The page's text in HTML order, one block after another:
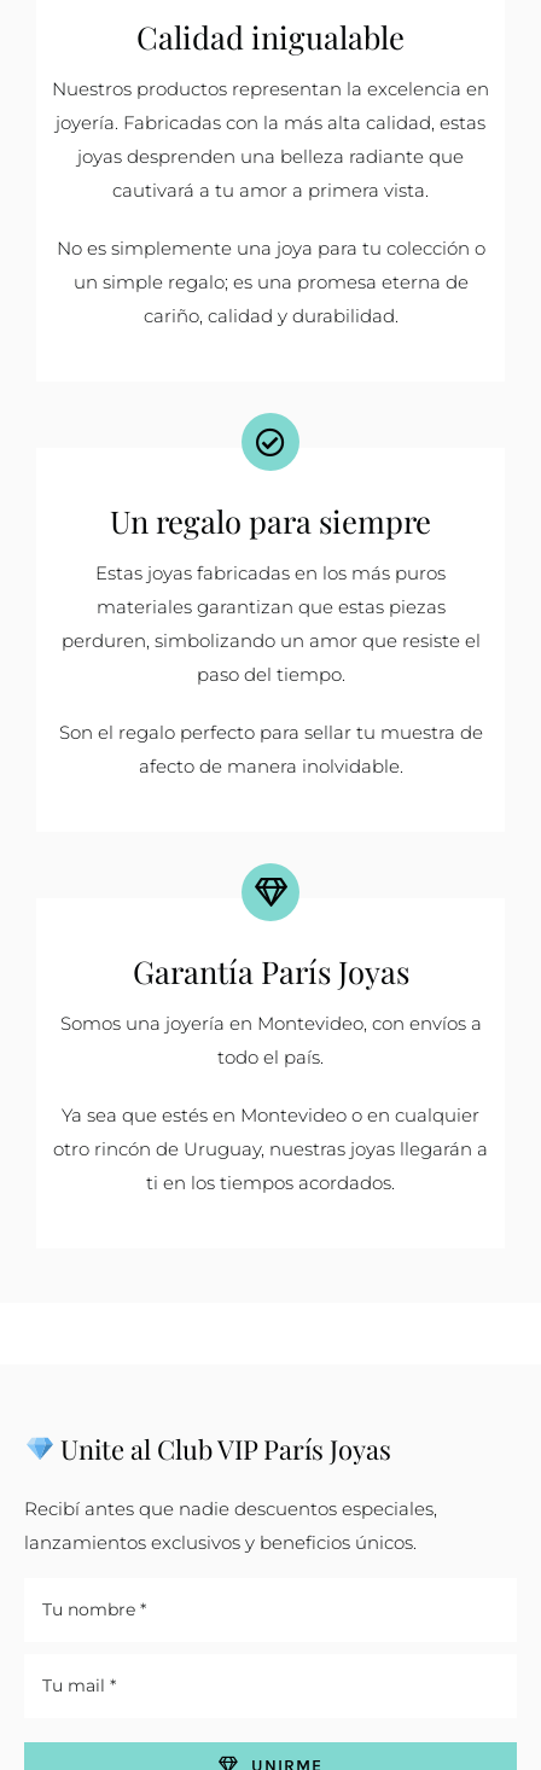
Calidad inigualable
Nuestros productos representan la excelencia en
joyería. Fabricadas con la más alta calidad, estas
joyas desprenden una belleza radiante que
cautivará a tu amor a primera vista.
No es simplemente una joya para tu colección o
un simple regalo; es una promesa eterna de
cariño, calidad y durabilidad.
Un regalo para siempre
Estas joyas fabricadas en los más puros
materiales garantizan que estas piezas
perduren, simbolizando un amor que resiste el
paso del tiempo.
Son el regalo perfecto para sellar tu muestra de
afecto de manera inolvidable.
Garantía París Joyas
Somos una joyería en Montevideo, con envíos a
todo el país.
Ya sea que estés en Montevideo o en cualquier
otro rincón de Uruguay, nuestras joyas llegarán a
ti en los tiempos acordados.
Unite al Club VIP París Joyas
Recibí antes que nadie descuentos especiales,
lanzamientos exclusivos y beneficios únicos.
UNIRME